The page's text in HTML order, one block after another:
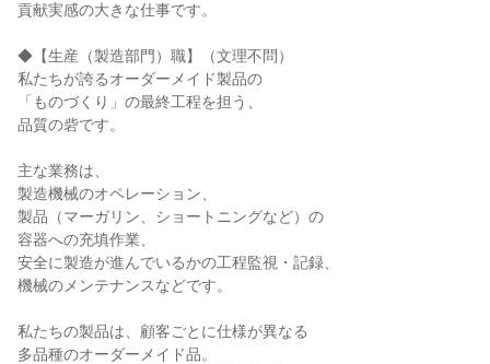
貢献実感の大きな仕事です。
◆【生産（製造部門）職】（文理不問）
私たちが誇るオーダーメイド製品の
「ものづくり」の最終工程を担う、
品質の砦です。
主な業務は、
製造機械のオペレーション、
製品（マーガリン、ショートニングなど）の
容器への充填作業、
安全に製造が進んでいるかの工程監視・記録、
機械のメンテナンスなどです。
私たちの製品は、顧客ごとに仕様が異なる
多品種のオーダーメイド品。